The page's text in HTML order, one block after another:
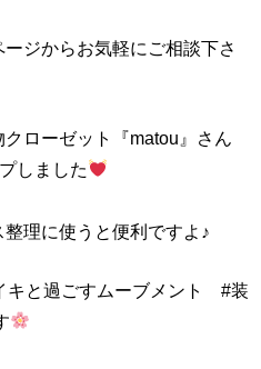
ジからお気軽にご相談下さ
ローゼット『matou』さん
しました
理に使うと便利ですよ♪
キと過ごすムーブメント #装